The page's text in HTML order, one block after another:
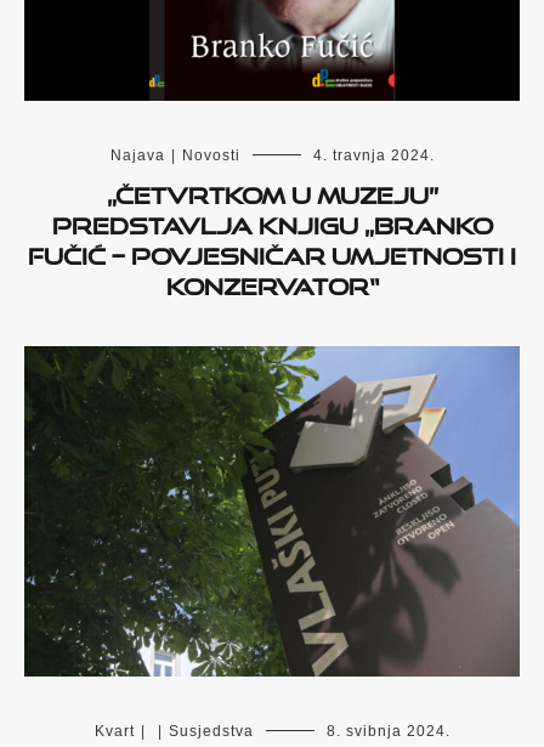
Najava Novosti 4. travnja 2024.
„Četvrtkom u muzeju”
predstavlja knjigu „Branko
Fučić – povjesničar umjetnosti i
konzervator“
Kvart Susjedstva 8. svibnja 2024.